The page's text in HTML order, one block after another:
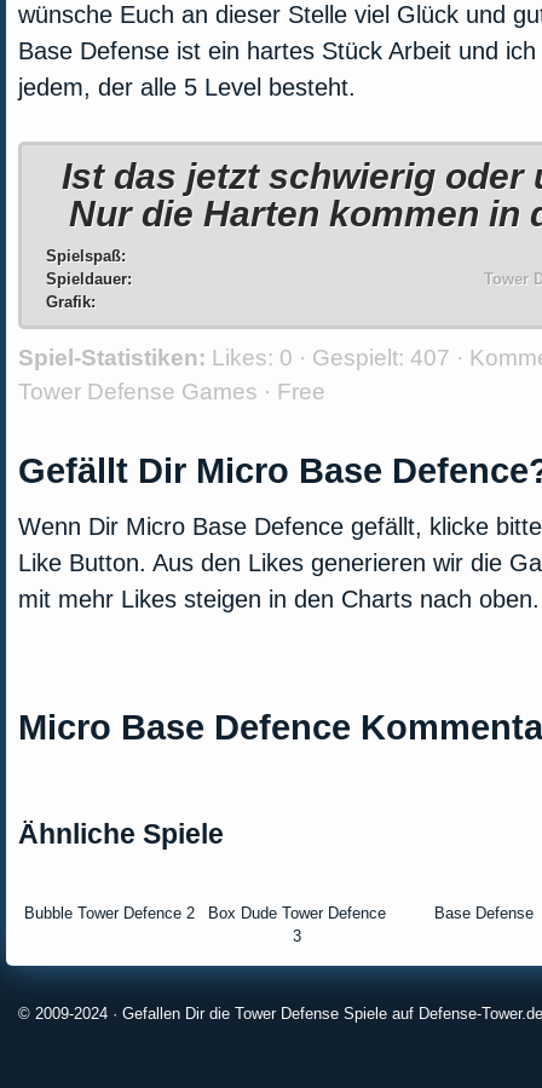
wünsche Euch an dieser Stelle viel Glück und
Base Defense ist ein hartes Stück Arbeit und
jedem, der alle 5 Level besteht.
Ist das jetzt schwierig oder
Nur die Harten kommen in
Tower
Spielspaß:
Spieldauer:
Grafik:
Spiel-Statistiken: Likes: 0 · Gespielt: 407 ·
Tower Defense Games · Free
Gefällt Dir Micro Base
Wenn Dir Micro Base Defence gefällt, klicke
Like Button. Aus den Likes generieren wir die
mit mehr Likes steigen in den Charts nach oben.
Micro Base Defence
Ähnliche Spiele
Bubble Tower Defence 2
Box Dude Tower Defence
3
Base Defense
© 2009-2024 · Gefallen Dir die Tower Defense Spiele auf Defense-